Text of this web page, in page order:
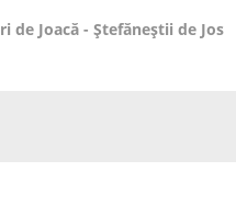
de Joacă - Ştefăneştii de Jos